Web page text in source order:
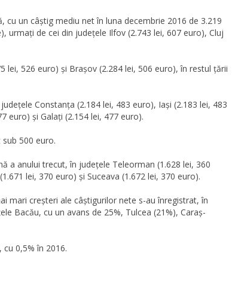
un câștig mediu net în luna decembrie 2016 de 3.219
urmați de cei din județele Ilfov (2.743 lei, 607 euro), Cluj
lei, 526 euro) și Brașov (2.284 lei, 506 euro), în restul țării
Constanța (2.184 lei, 483 euro), Iași (2.183 lei, 483
euro) și Galați (2.154 lei, 477 euro).
500 euro.
a anului trecut, în județele Teleorman (1.628 lei, 360
lei, 370 euro) și Suceava (1.672 lei, 370 euro).
mari creșteri ale câștigurilor nete s-au înregistrat, în
Bacău, cu un avans de 25%, Tulcea (21%), Caraș-
0,5% în 2016.